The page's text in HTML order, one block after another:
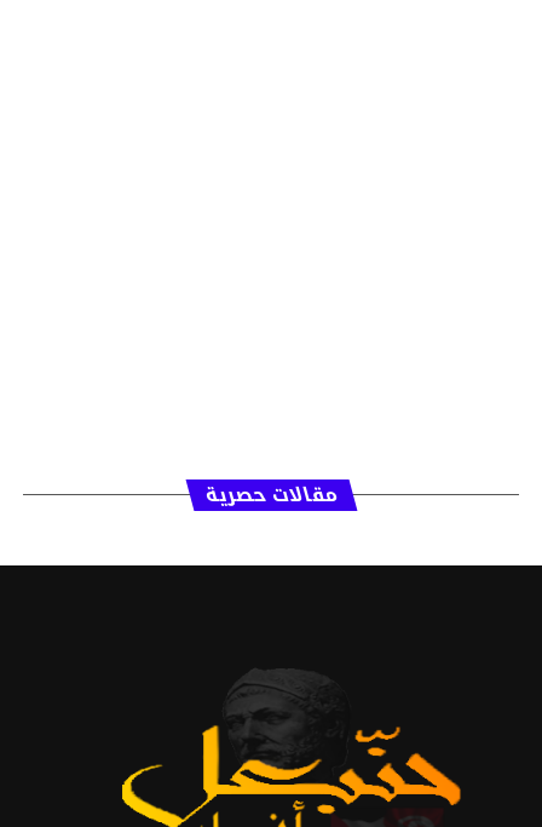
مقالات حصرية